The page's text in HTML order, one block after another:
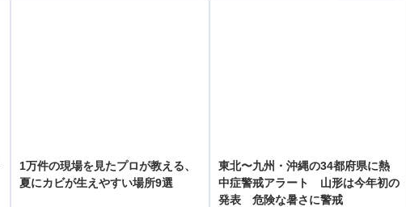
1万件の現場を見たプロが教える、
夏にカビが生えやすい場所9選
東北〜九州・沖縄の34都府県に熱
中症警戒アラート 山形は今年初の
発表 危険な暑さに警戒